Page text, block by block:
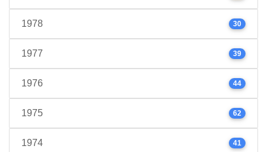
1978 30
1977 39
1976 44
1975 62
1974 41